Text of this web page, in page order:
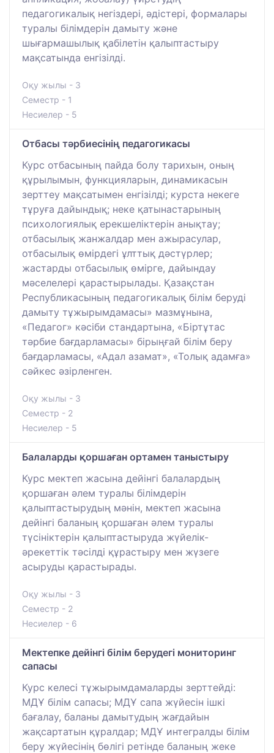
педагогикалық негіздері, әдістері, формалары
туралы білімдерін дамыту және
шығармашылық қабілетін қалыптастыру
мақсатында енгізілді.
Оқу жылы - 3
Семестр - 1
Несиелер - 5
Отбасы тәрбиесінің педагогикасы
Курс отбасының пайда болу тарихын, оның
құрылымын, функцияларын, динамикасын
зерттеу мақсатымен енгізілді; курста некеге
тұруға дайындық; неке қатынастарының
психологиялық ерекшеліктерін анықтау;
отбасылық жанжалдар мен ажырасулар,
отбасылық өмірдегі ұлттық дәстүрлер;
жастарды отбасылық өмірге, дайындау
мәселелері қарастырылады. Қазақстан
Республикасының педагогикалық білім беруді
дамыту тұжырымдамасы» мазмұнына,
«Педагог» кәсіби стандартына, «Біртұтас
тәрбие бағдарламасы» бірыңғай білім беру
бағдарламасы, «Адал азамат», «Толық адамға»
сәйкес әзірленген.
Оқу жылы - 3
Семестр - 2
Несиелер - 5
Балаларды қоршаған ортамен таныстыру
Курс мектеп жасына дейінгі балалардың
қоршаған әлем туралы білімдерін
қалыптастырудың мәнін, мектеп жасына
дейінгі баланың қоршаған әлем туралы
түсініктерін қалыптастыруда жүйелік-
әрекеттік тәсілді құрастыру мен жүзеге
асыруды қарастырады.
Оқу жылы - 3
Семестр - 2
Несиелер - 6
Мектепке дейінгі білім берудегі мониторинг
сапасы
Курс келесі тұжырымдамаларды зерттейді:
МДҰ білім сапасы; МДҰ сапа жүйесін ішкі
бағалау, баланы дамытудың жағдайын
жақсартатын құралдар; МДҰ интегралды білім
беру жүйесінің бөлігі ретінде баланың жеке